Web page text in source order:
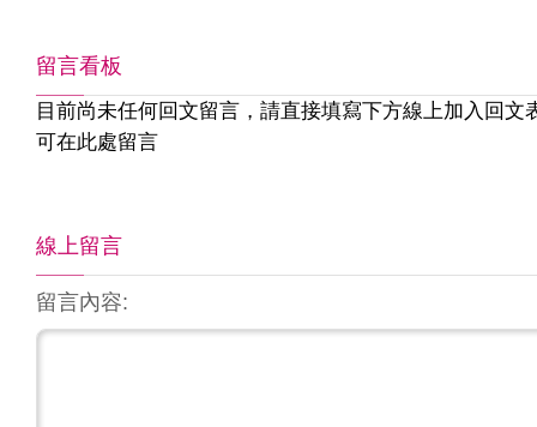
留言看板
目前尚未任何回文留言，請直接填寫下方線上加入回文
可在此處留言
線上留言
留言內容: